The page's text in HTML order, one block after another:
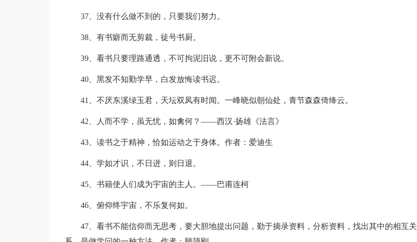
37、没有什么做不到的，只要我们努力。
38、有书癖而无剪裁，徒号书厨。
39、看书只要理路通透，不可拘泥旧说，更不可附会新说。
40、黑发不知勤学早，白发放悔读书迟。
41、不厌东溪绿玉君，天坛双凤有时闻。一峰晓似朝仙处，青节森森倚绛云。
42、人而不学，虽无忧，如禽何？——西汉·扬雄《法言》
43、读书之于精神，恰如运动之于身体。作者：爱迪生
44、学如才识，不日进，则日退。
45、书籍使人们成为宇宙的主人。——巴甫连柯
46、俯仰终宇宙，不乐复何如。
47、看书不能信仰而无思考，要大胆地提出问题，勤于摘录资料，分析资料，找出其中的相互关